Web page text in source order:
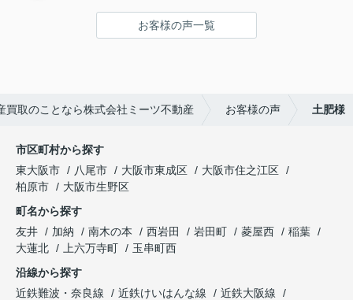
お客様の声一覧
買取のことなら株式会社ミーツ不動産 お客様の声 土肥様
市区町村から探す
東大阪市
八尾市 大阪市東成区
大阪市住之江区
柏原市
大阪市生野区
町名から探す
友井
加納 南木の本 西岩田 岩田町 菱屋西
稲葉
大蓮北
上六万寺町
玉串町西
沿線から探す
近鉄難波・奈良線
近鉄けいはんな線
近鉄大阪線